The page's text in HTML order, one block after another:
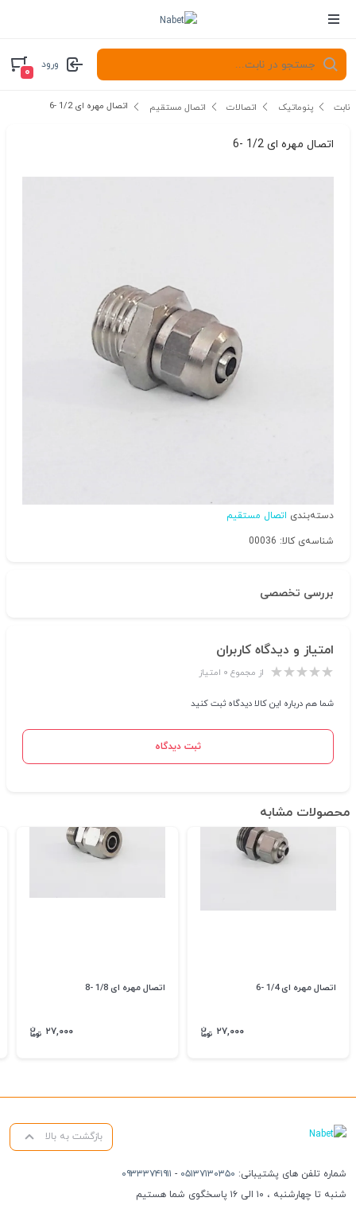
ورود
۰
نابت پنوماتیک اتصالات اتصال مستقیم اتصال مهره ای 1/2 -6
اتصال مهره ای 1/2 -6
دسته‌بندی اتصال مستقیم
شناسه‌ی کالا: 00036
بررسی تخصصی
امتیاز و دیدگاه کاربران
از مجموع ۰ امتیاز
شما هم درباره این کالا دیدگاه ثبت کنید
ثبت دیدگاه
محصولات مشابه
اتصال مهره ای 1/4 -6
۲۷,۰۰۰
اتصال مهره ای 1/8 -8
۲۷,۰۰۰
بازگشت به بالا
شماره تلفن های پشتیبانی: ۰۵۱۳۷۱۳۰۳۵۰ - ۰۹۳۳۳۷۴۱۹۱۱
شنبه تا چهارشنبه ، ۱۰ الی ۱۶ پاسخگوی شما هستیم